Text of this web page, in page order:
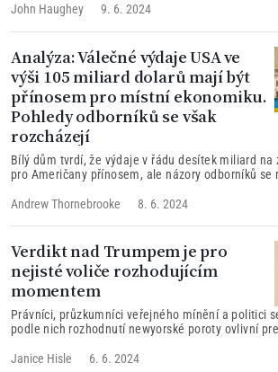
John Haughey
9. 6. 2024
Analýza: Válečné výdaje USA ve
výši 105 miliard dolarů mají být
přínosem pro místní ekonomiku.
Pohledy odborníků se však
rozcházejí
Bílý dům tvrdí, že výdaje v řádu desítek miliard na
pro Američany přínosem, ale názory odborníků se
Andrew Thornebrooke 8. 6. 2024
Verdikt nad Trumpem je pro
nejisté voliče rozhodujícím
momentem
Právníci, průzkumníci veřejného mínění a politici
podle nich rozhodnutí newyorské poroty ovlivní
Janice Hisle
6. 6. 2024